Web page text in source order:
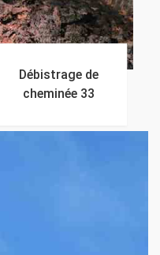
Débistrage de
cheminée 33